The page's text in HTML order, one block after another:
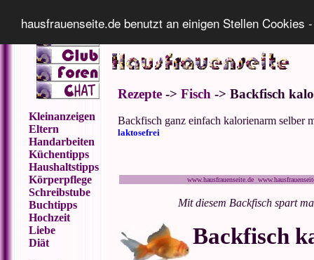
hausfrauenseite.de benutzt an einigen Stellen
Kleinanzeigen
Eltern
Handarbeiten
Küchentipps
Haushaltstipps
Körperpflege
Schreibstube
Buchtipps
Hochzeit
Liebe
Diät
Rezepte -> Fisch -> Backfisch
Backfisch ganz einfach kalorienarm selber
laktosefrei
www.hausfrauenseite.de
Mit diesem Backfisch spart
Backfisch